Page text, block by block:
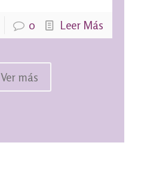
0 Leer Más
Ver más